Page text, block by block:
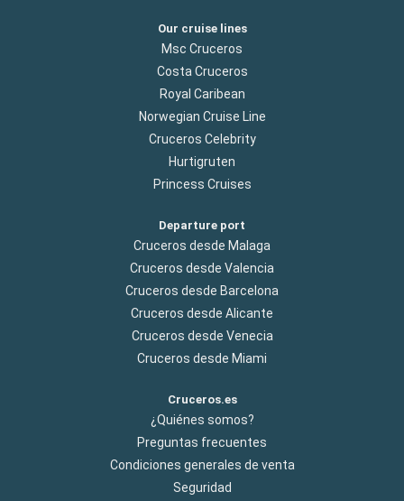
Our cruise lines
Msc Cruceros
Costa Cruceros
Royal Caribean
Norwegian Cruise Line
Cruceros Celebrity
Hurtigruten
Princess Cruises
Departure port
Cruceros desde Malaga
Cruceros desde Valencia
Cruceros desde Barcelona
Cruceros desde Alicante
Cruceros desde Venecia
Cruceros desde Miami
Cruceros.es
¿Quiénes somos?
Preguntas frecuentes
Condiciones generales de venta
Seguridad